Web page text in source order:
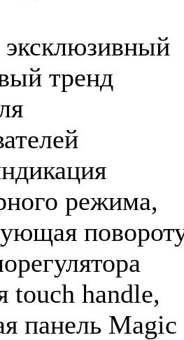
тренд
режима,
touch handle,
панель Magic